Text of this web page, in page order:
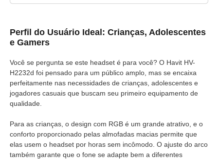
Perfil do Usuário Ideal: Crianças, Adolescentes
e Gamers
Você se pergunta se este headset é para você? O Havit HV-
H2232d foi pensado para um público amplo, mas se encaixa
perfeitamente nas necessidades de crianças, adolescentes e
jogadores casuais que buscam seu primeiro equipamento de
qualidade.
Para as crianças, o design com RGB é um grande atrativo, e o
conforto proporcionado pelas almofadas macias permite que
elas usem o headset por horas sem incômodo. O ajuste do arco
também garante que o fone se adapte bem a diferentes